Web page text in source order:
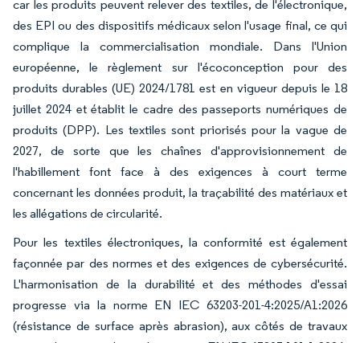
car les produits peuvent relever des textiles, de l'électronique,
des EPI ou des dispositifs médicaux selon l'usage final, ce qui
complique la commercialisation mondiale. Dans l'Union
européenne, le règlement sur l'écoconception pour des
produits durables (UE) 2024/1781 est en vigueur depuis le 18
juillet 2024 et établit le cadre des passeports numériques de
produits (DPP). Les textiles sont priorisés pour la vague de
2027, de sorte que les chaînes d'approvisionnement de
l'habillement font face à des exigences à court terme
concernant les données produit, la traçabilité des matériaux et
les allégations de circularité.
Pour les textiles électroniques, la conformité est également
façonnée par des normes et des exigences de cybersécurité.
L'harmonisation de la durabilité et des méthodes d'essai
progresse via la norme EN IEC 63203-201-4:2025/A1:2026
(résistance de surface après abrasion), aux côtés de travaux